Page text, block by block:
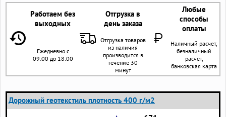
Работаем без
выходных
Отгрузка в
день заказа
Любые
способы
оплаты
Ежедневно с
09:00 до 18:00
Отгрузка товаров
из наличия
производится в
течение 30
минут
Наличный расчет,
безналичный
расчет,
банковская карта
Дорожный геотекстиль плотность 400 г/м2